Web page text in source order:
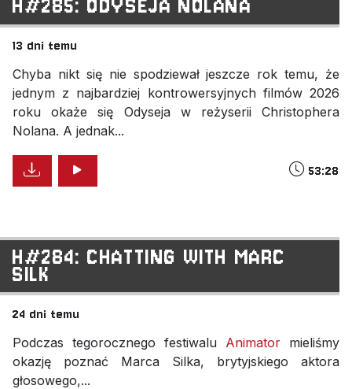
H#285: ODYSEJA NOLANA
13 dni temu
Chyba nikt się nie spodziewał jeszcze rok temu, że
jednym z najbardziej kontrowersyjnych filmów 2026
roku okaże się Odyseja w reżyserii Christophera
Nolana. A jednak...
53:28
H#284: CHATTING WITH MARC
SILK
24 dni temu
Podczas tegorocznego festiwalu Animator mieliśmy
okazję poznać Marca Silka, brytyjskiego aktora
głosowego,...